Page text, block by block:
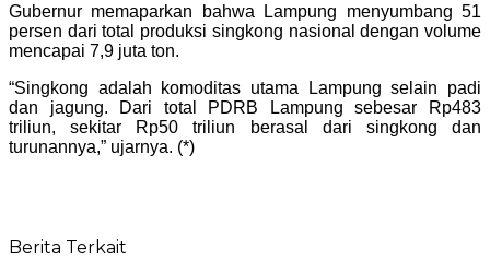
Gubernur memaparkan bahwa Lampung menyumbang 51
persen dari total produksi singkong nasional dengan volume
mencapai 7,9 juta ton.
“Singkong adalah komoditas utama Lampung selain padi
dan jagung. Dari total PDRB Lampung sebesar Rp483
triliun, sekitar Rp50 triliun berasal dari singkong dan
turunannya,” ujarnya. (*)
Berita Terkait